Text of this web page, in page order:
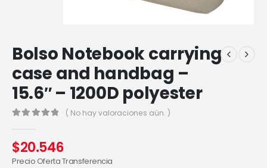
Bolso Notebook carrying
case and handbag –
15.6″ – 1200D polyester
( No hay valoraciones aún. )
$20.546
Precio Oferta Transferencia